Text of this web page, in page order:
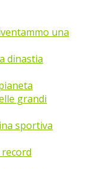
una
dinastia
grandi
sportiva